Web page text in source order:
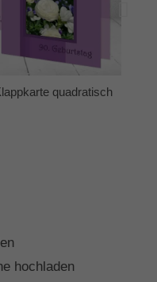
quadratisch
hochladen